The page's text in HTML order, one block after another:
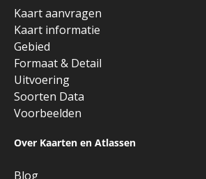
Kaart aanvragen
Kaart informatie
Gebied
Formaat & Detail
Uitvoering
Soorten Data
Voorbeelden
Over Kaarten en Atlassen
Blog